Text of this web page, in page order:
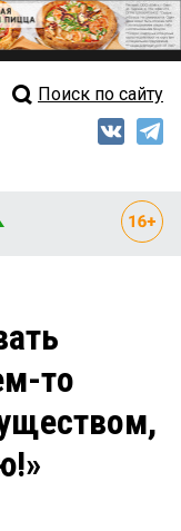
выпуск
Поиск по сайту
то